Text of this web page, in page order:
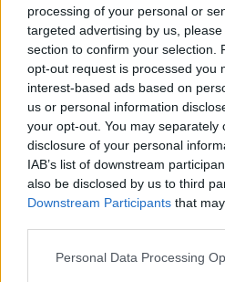
processing of your personal or
targeted advertising by us,
section to confirm your selection.
opt-out request is processed you
interest-based ads based on
us or personal information
your opt-out. You may separately
disclosure of your personal
IAB’s list of downstream
also be disclosed by us to third
Downstream Participants that
Personal Data Processing
[ΠΗΓΗ]